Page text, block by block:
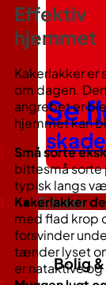
Se
Erhverv
Bolig
Effektiv
hjemmet
Kakerlakker er
om dagen.
angrebet er
hjemmet kan
Små sorte
bittesmå sorte
typisk langs
Kakerlakker
med flad krop
forsvinder
tænder lyset
er nataktive